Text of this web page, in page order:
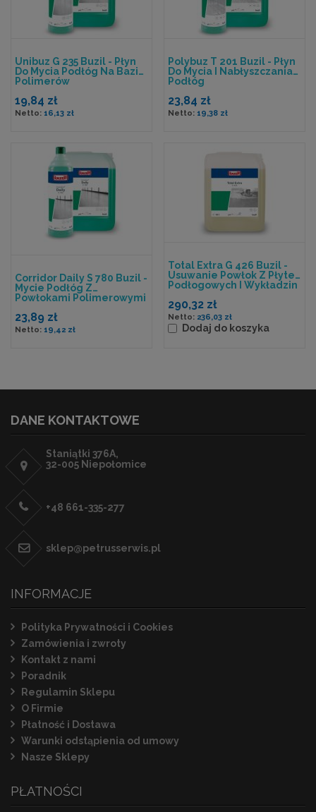
Unibuz G 235 Buzil - Płyn
Do Mycia Podłóg Na Bazie
Polimerów
19,84 zł
16,13 zł
Polybuz T 201 Buzil - Płyn
Do Mycia I Nabłyszczania
Podłóg
23,84 zł
19,38 zł
Corridor Daily S 780 Buzil -
Mycie Podłóg Z
Powłokami Polimerowymi
23,89 zł
19,42 zł
Total Extra G 426 Buzil -
Usuwanie Powłok Z Płytek
Podłogowych I Wykładzin
290,32 zł
236,03 zł
Dodaj do koszyka
DANE KONTAKTOWE
Staniątki 376A,
32-005 Niepołomice
+48 661-335-277
sklep@petrusserwis.pl
INFORMACJE
Polityka Prywatności i Cookies
Zamówienia i zwroty
Kontakt z nami
Poradnik
Regulamin Sklepu
O Firmie
Płatność i Dostawa
Warunki odstąpienia od umowy
Nasze Sklepy
PŁATNOŚCI